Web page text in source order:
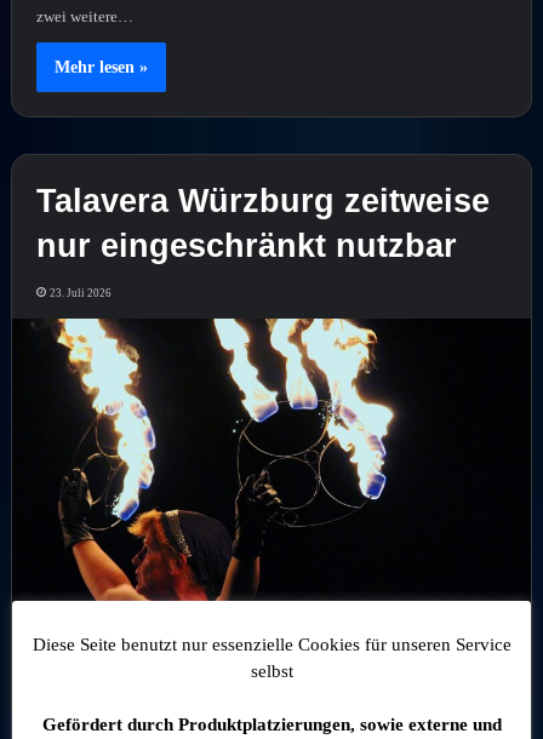
zwei weitere…
Mehr lesen »
Talavera Würzburg zeitweise
nur eingeschränkt nutzbar
23. Juli 2026
WÜRZBURG, LKR. WÜRZBURG – Wegen des Gastspiels des Circus
Diese Seite benutzt nur essenzielle Cookies für unseren Service
selbst
Gefördert durch Produktplatzierungen, sowie externe und